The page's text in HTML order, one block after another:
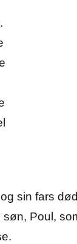
sin fars
Poul,